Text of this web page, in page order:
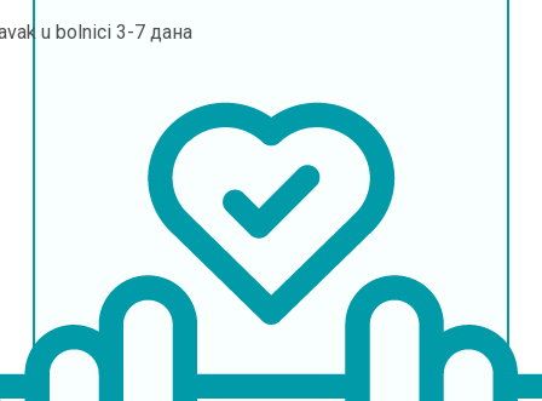
u bolnici 3-7 дана